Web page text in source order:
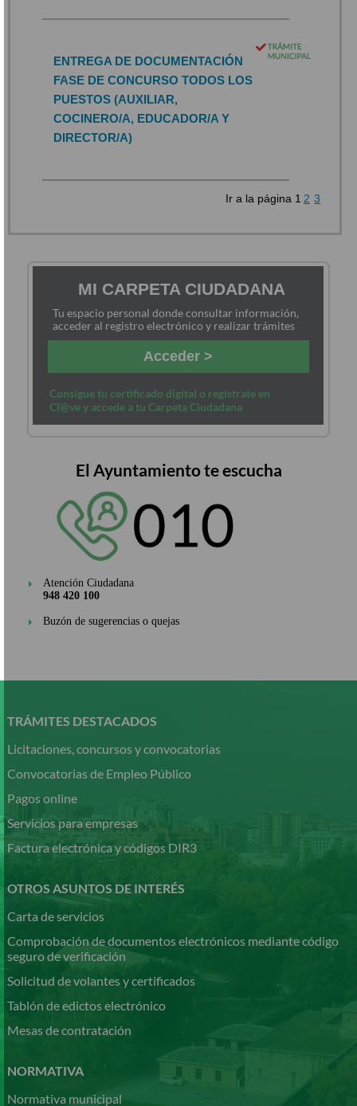
ENTREGA DE DOCUMENTACIÓN
FASE DE CONCURSO TODOS LOS
PUESTOS (AUXILIAR,
COCINERO/A, EDUCADOR/A Y
DIRECTOR/A)
Ir a la página 1 2 3
MI CARPETA CIUDADANA
Tu espacio personal donde consultar información,
acceder al registro electrónico y realizar trámites
Acceder >
Consigue tu certificado digital o regístrate en
Cl@ve y accede a tu Carpeta Ciudadana
El Ayuntamiento te escucha
Atención Ciudadana
948 420 100
Buzón de sugerencias o quejas
contenido
TRÁMITES DESTACADOS
Licitaciones, concursos y convocatorias
Convocatorias de Empleo Público
Pagos online
Servicios para empresas
Factura electrónica y códigos DIR3
OTROS ASUNTOS DE INTERÉS
Carta de servicios
Comprobación de documentos electrónicos mediante código
seguro de verificación
Solicitud de volantes y certificados
Tablón de edictos electrónico
Mesas de contratación
NORMATIVA
Normativa municipal